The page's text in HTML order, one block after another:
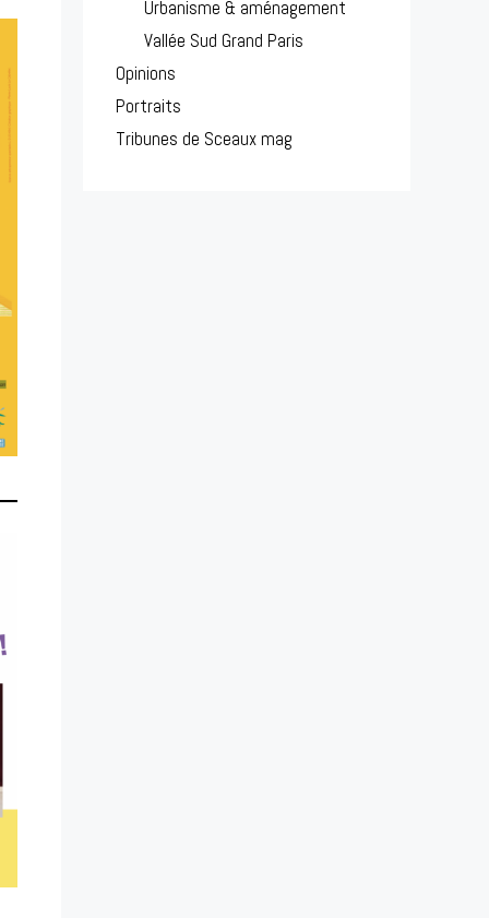
Urbanisme & aménagement
Vallée Sud Grand Paris
Opinions
Portraits
Tribunes de Sceaux mag